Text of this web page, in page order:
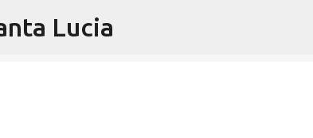
Passa ai contenuti principali
Lucia